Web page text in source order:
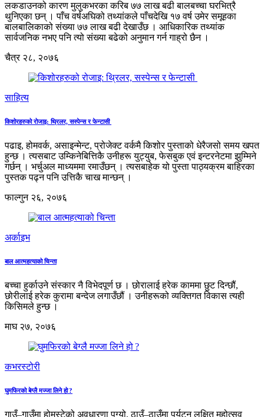
लकडाउनको कारण मुलुकभरका करिब ७७ लाख बढी बालबच्चा घरभित्रै
थुनिएका छन् । पाँच वर्षअघिको तथ्यांकले पाँचदेखि १७ वर्ष उमेर समूहका
बालबालिकाको संख्या ७७ लाख बढी देखाउँछ । आधिकारिक तथ्यांक
सार्वजनिक नभए पनि त्यो संख्या बढेको अनुमान गर्न गाह्रो छैन ।
चैत्र २८, २०७६
साहित्य
किशोरहरुको रोजाइ: थ्रिलर, सस्पेन्स र फेन्टासी
पढाइ, होमवर्क, असाइन्मेन्ट, प्रोजेक्ट वर्कमै किशोर पुस्ताको धेरैजसो समय खपत
हुन्छ । त्यसबाट उम्किनेबित्तिकै उनीहरू युट्युब, फेसबुक एवं इन्टरनेटमा झुम्मिने
गर्छन् । भर्चुअल माध्यममा रमाउँछन् । त्यसबाहेक यो पुस्ता पाठ्यक्रम बाहिरका
पुस्तक पढ्न पनि उत्तिकै चाख मान्छन् ।
फाल्गुन २६, २०७६
अर्काइभ
बाल आत्महत्याको चिन्ता
बच्चा हुर्काउने संस्कार नै विभेदपूर्ण छ । छोरालाई हरेक काममा छुट दिन्छौं,
छोरीलाई हरेक कुरामा बन्देज लगाउँछौं । उनीहरूको व्यक्तिगत विकास त्यही
किसिमले हुन्छ ।
माघ २७, २०७६
कभरस्टोरी
घुमफिरको बेग्लै मज्जा लिने हो ?
गाउँ–गाउँमा होमस्टेको अवधारणा पुग्यो, ठाउँ–ठाउँमा पर्यटन लक्षित महोत्सव